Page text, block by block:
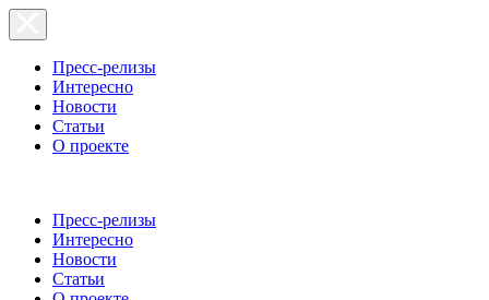
Пресс-релизы
Интересно
Новости
Статьи
О проекте
Пресс-релизы
Интересно
Новости
Статьи